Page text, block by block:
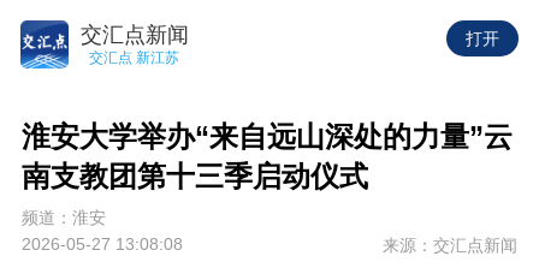
交汇点新闻
交汇点 新江苏
打开
淮安大学举办“来自远山深处的力量”云
南支教团第十三季启动仪式
频道：淮安
2026-05-27 13:08:08
来源：交汇点新闻